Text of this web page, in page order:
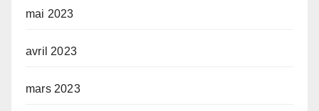
mai 2023
avril 2023
mars 2023